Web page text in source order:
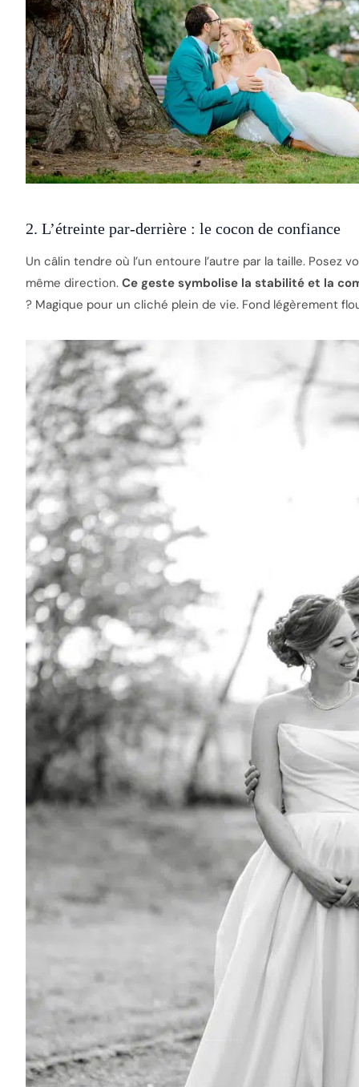
2. L’étreinte par-derrière : le cocon de confiance
Un câlin tendre où l’un entoure l’autre par la taille. Posez
même direction. Ce geste symbolise la stabilité et la
? Magique pour un cliché plein de vie. Fond légèrement